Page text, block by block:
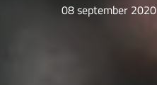
08 september 2020